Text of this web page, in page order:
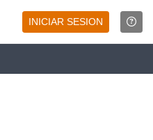
INICIAR SESION